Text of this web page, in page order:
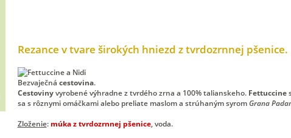
Rezance v tvare širokých hniezd z tvrdozrnnej pšenice.
Bezvaječná cestovina.
Cestovinyvyrobené výhradne z tvrdého zrna a 100% talianskeho. Fettuccine
sa s rôznymi omáčkami alebo preliate maslom a strúhaným syromGrana
Zloženie: múka z tvrdozrnnej pšenice, voda.